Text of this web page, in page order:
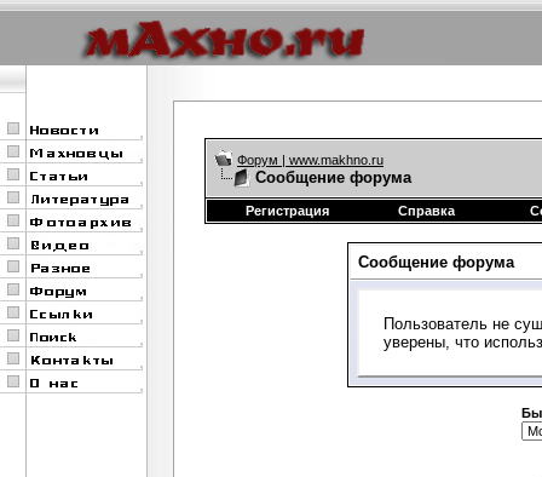
Форум | www.makhno.ru
Сообщение форума
Регистрация Справка
Сообщение форума
Пользователь не
уверены, что